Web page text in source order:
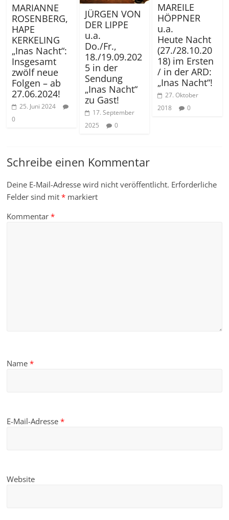
MARIANNE
ROSENBERG,
HAPE
KERKELING
„Inas Nacht“:
Insgesamt
zwölf neue
Folgen – ab
27.06.2024!
25. Juni 2024
0
JÜRGEN VON
DER LIPPE
u.a.
Do./Fr.,
18./19.09.202
5 in der
Sendung
„Inas Nacht“
zu Gast!
17. September
2025
0
MAREILE
HÖPPNER
u.a.
Heute Nacht
(27./28.10.20
18) im Ersten
/ in der ARD:
„Inas Nacht“!
27. Oktober
2018
0
Schreibe einen Kommentar
Deine E-Mail-Adresse wird nicht veröffentlicht. Erforderliche
Felder sind mit* markiert
Kommentar*
Name*
E-Mail-Adresse*
Website